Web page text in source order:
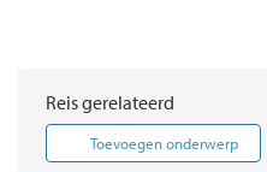
Reis gerelateerd
Toevoegen onderwerp